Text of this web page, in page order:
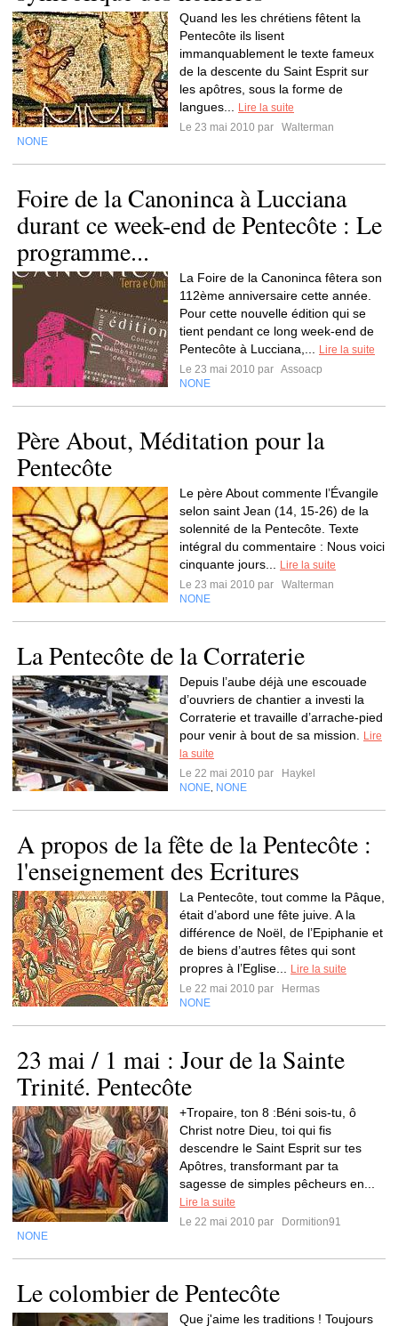
Quand les les chrétiens fêtent la
Pentecôte ils lisent
immanquablement le texte fameux
de la descente du Saint Esprit sur
les apôtres, sous la forme de
langues...
Lire la suite
Le 23 mai 2010 par
Walterman
NONE
Foire de la Canoninca à Lucciana
durant ce week-end de Pentecôte : Le
programme...
La Foire de la Canoninca fêtera son
112ème anniversaire cette année.
Pour cette nouvelle édition qui se
tient pendant ce long week-end de
Pentecôte à Lucciana,...
Lire la suite
Le 23 mai 2010 par Assoacp
NONE
Père About, Méditation pour la
Pentecôte
Le père About commente l’Évangile
selon saint Jean (14, 15-26) de la
solennité de la Pentecôte. Texte
intégral du commentaire : Nous voici
cinquante jours...
Lire la suite
Le 23 mai 2010 par
Walterman
NONE
La Pentecôte de la Corraterie
Depuis l’aube déjà une escouade
d’ouvriers de chantier a investi la
Corraterie et travaille d’arrache-pied
pour venir à bout de sa mission.
Lire
la suite
Le 22 mai 2010 par
Haykel
NONE NONE
A propos de la fête de la Pentecôte :
l'enseignement des Ecritures
La Pentecôte, tout comme la Pâque,
était d’abord une fête juive. A la
différence de Noël, de l’Epiphanie et
de biens d’autres fêtes qui sont
propres à l’Eglise...
Lire la suite
Le 22 mai 2010 par
Hermas
NONE
23 mai / 1 mai : Jour de la Sainte
Trinité. Pentecôte
+Tropaire, ton 8 :Béni sois-tu, ô
Christ notre Dieu, toi qui fis
descendre le Saint Esprit sur tes
Apôtres, transformant par ta
sagesse de simples pêcheurs en...
Lire la suite
Le 22 mai 2010 par
Dormition91
NONE
Le colombier de Pentecôte
Que j'aime les traditions ! Toujours